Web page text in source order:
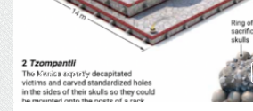
24/01/2026